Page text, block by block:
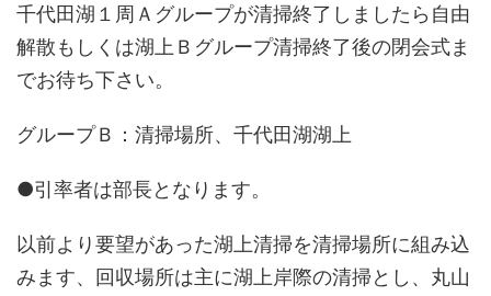
千代田湖１周Ａグループが清掃終了しましたら自由
解散もしくは湖上Ｂグループ清掃終了後の閉会式ま
でお待ち下さい。
グループＢ：清掃場所、千代田湖湖上
●引率者は部長となります。
以前より要望があった湖上清掃を清掃場所に組み込
みます、回収場所は主に湖上岸際の清掃とし、丸山